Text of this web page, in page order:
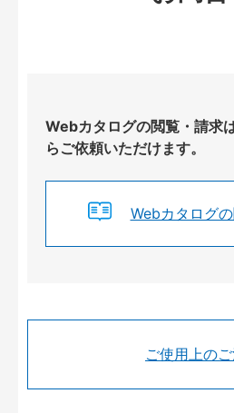
Webカタログの閲覧・請求
らご依頼いただけます。
Webカタログ
ご使用上の